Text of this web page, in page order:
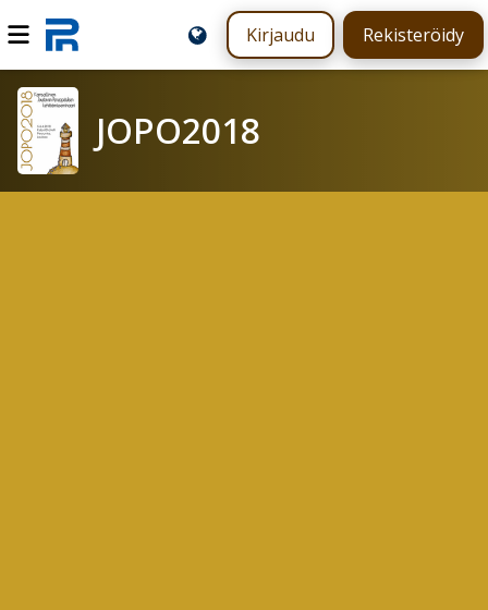
Kirjaudu Rekisteröidy
JOPO2018